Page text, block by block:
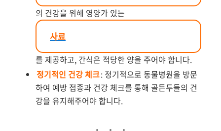
의 건강을 위해 영양가 있는
사료
를 제공하고, 간식은 적당한 양을 주어야 합니다.
정기적인 건강 체크: 정기적으로 동물병원을 방문
하여 예방 접종과 건강 체크를 통해 골든두들의 건
강을 유지해주어야 합니다.